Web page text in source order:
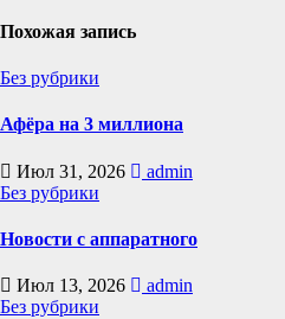
Похожая запись
Без рубрики
Афёра на 3 миллиона
Июл 31, 2026
admin
Без рубрики
Новости с аппаратного
Июл 13, 2026
admin
Без рубрики